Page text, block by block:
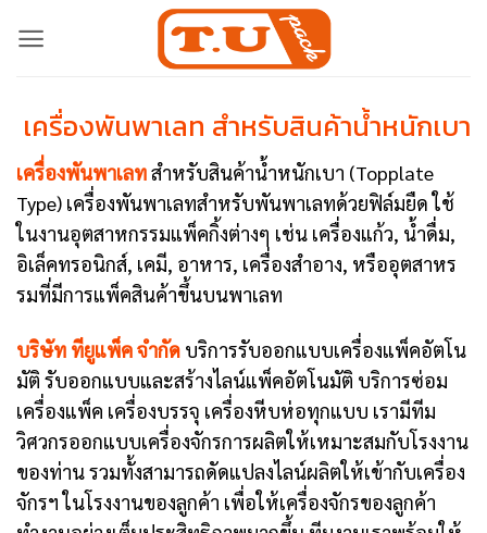
เครื่องพันพาเลท สำหรับสินค้าน้ำหนักเบา
เครื่องพันพาเลทสำหรับสินค้าน้ำหนักเบา (Topplate
Type) เครื่องพันพาเลทสำหรับพันพาเลทด้วยฟิล์มยืด ใช้
ในงานอุตสาหกรรมแพ็คกิ้งต่างๆ เช่น เครื่องแก้ว, น้ำดื่ม,
อิเล็คทรอนิกส์, เคมี, อาหาร, เครื่องสำอาง, หรืออุตสาหร
รมที่มีการแพ็คสินค้าขึ้นบนพาเลท
บริษัท ทียูแพ็ค จำกัด บริการรับออกแบบเครื่องแพ็คอัตโน
มัติ รับออกแบบและสร้างไลน์แพ็คอัตโนมัติ บริการซ่อม
เครื่องแพ็ค เครื่องบรรจุ เครื่องหีบห่อทุกแบบ เรามีทีม
วิศวกรออกแบบเครื่องจักรการผลิตให้เหมาะสมกับโรงงาน
ของท่าน รวมทั้งสามารถดัดแปลงไลน์ผลิตให้เข้ากับเครื่อง
จักรฯ ในโรงงานของลูกค้า เพื่อให้เครื่องจักรของลูกค้า